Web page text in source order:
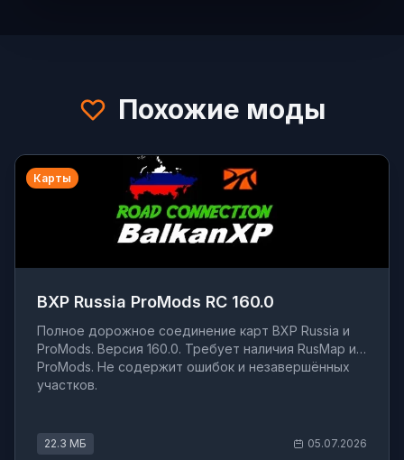
Похожие моды
Карты
BXP Russia ProMods RC 160.0
Полное дорожное соединение карт BXP Russia и
ProMods. Версия 160.0. Требует наличия RusMap и
ProMods. Не содержит ошибок и незавершённых
участков.
22.3 МБ 05.07.2026